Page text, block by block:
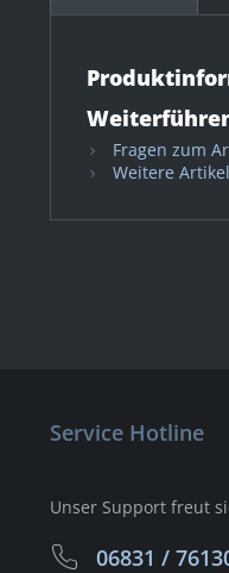
Fragen zum
Weitere
Service Hotline
Unser Support freut
06831 /